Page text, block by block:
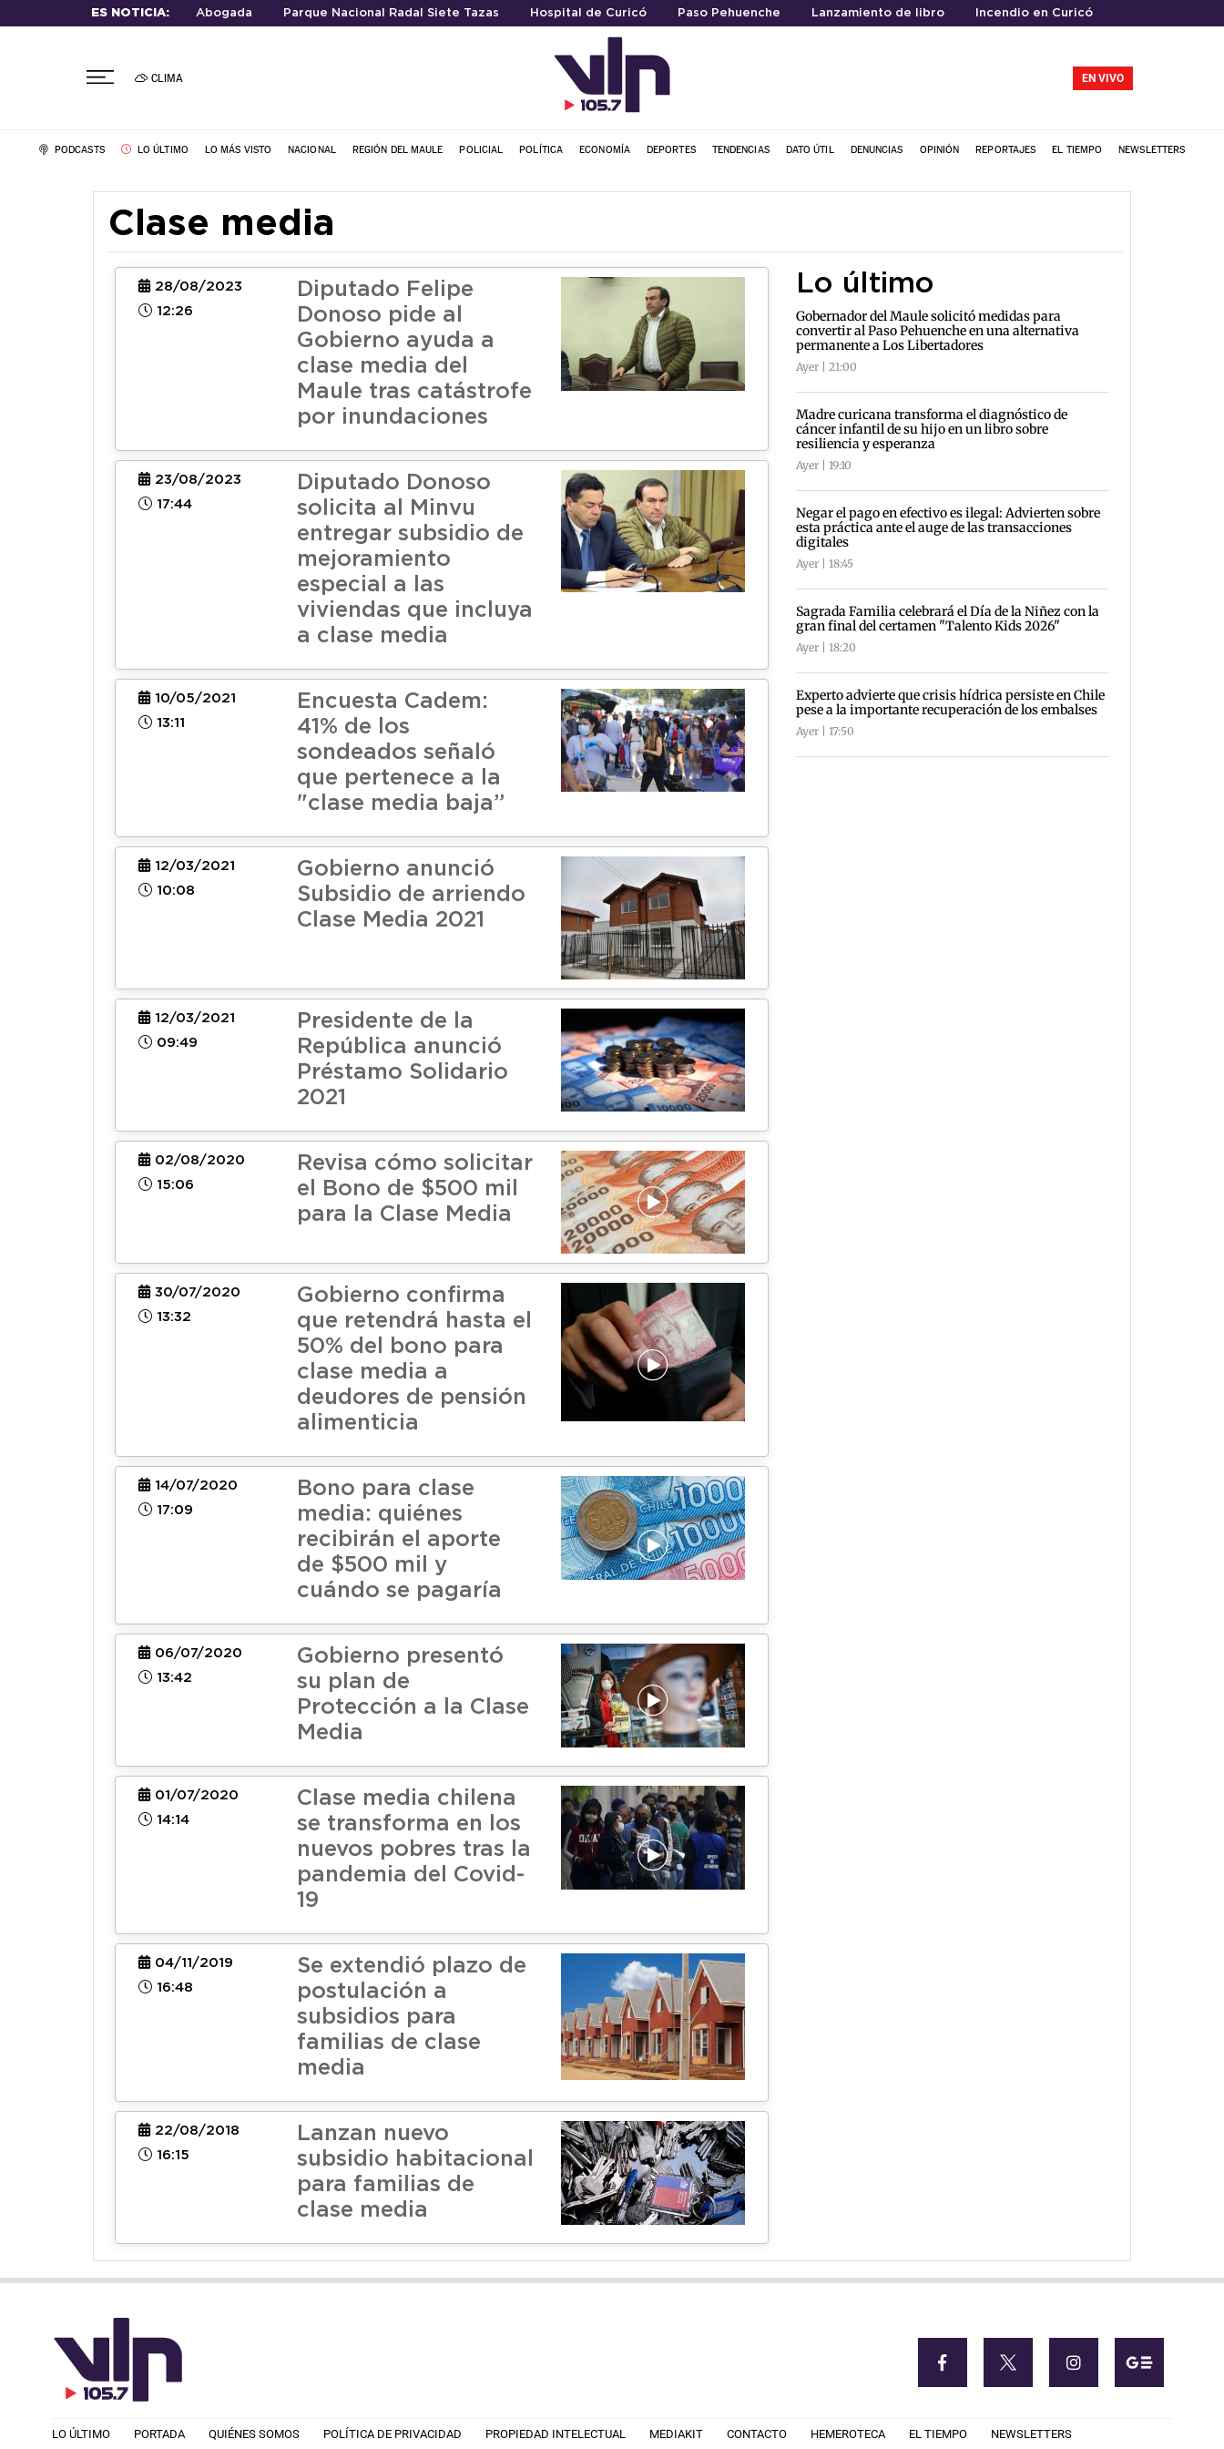
ES NOTICIA: Abogada Parque Nacional Radal Siete Tazas Hospital de Curicó Paso Pehuenche Lanzamiento de libro Incendio en Curicó
CLIMA EN VIVO
PODCASTS LO ÚLTIMO LO MÁS VISTO NACIONAL REGIÓN DEL MAULE POLICIAL POLÍTICA ECONOMÍA DEPORTES TENDENCIAS DATO ÚTIL DENUNCIAS OPINIÓN REPORTAJES EL TIEMPO NEWSLETTERS
Clase media
28/08/2023
12:26
Diputado Felipe
Donoso pide al
Gobierno ayuda a
clase media del
Maule tras catástrofe
por inundaciones
23/08/2023
17:44
Diputado Donoso
solicita al Minvu
entregar subsidio de
mejoramiento
especial a las
viviendas que incluya
a clase media
10/05/2021
13:11
Encuesta Cadem:
41% de los
sondeados señaló
que pertenece a la
"clase media baja”
12/03/2021
10:08
Gobierno anunció
Subsidio de arriendo
Clase Media 2021
12/03/2021
09:49
Presidente de la
República anunció
Préstamo Solidario
2021
02/08/2020
15:06
Revisa cómo solicitar
el Bono de $500 mil
para la Clase Media
30/07/2020
13:32
Gobierno confirma
que retendrá hasta el
50% del bono para
clase media a
deudores de pensión
alimenticia
14/07/2020
17:09
Bono para clase
media: quiénes
recibirán el aporte
de $500 mil y
cuándo se pagaría
06/07/2020
13:42
Gobierno presentó
su plan de
Protección a la Clase
Media
01/07/2020
14:14
Clase media chilena
se transforma en los
nuevos pobres tras la
pandemia del Covid-
19
04/11/2019
16:48
Se extendió plazo de
postulación a
subsidios para
familias de clase
media
22/08/2018
16:15
Lanzan nuevo
subsidio habitacional
para familias de
clase media
Lo último
Gobernador del Maule solicitó medidas para
convertir al Paso Pehuenche en una alternativa
permanente a Los Libertadores
Ayer | 21:00
Madre curicana transforma el diagnóstico de
cáncer infantil de su hijo en un libro sobre
resiliencia y esperanza
Ayer | 19:10
Negar el pago en efectivo es ilegal: Advierten sobre
esta práctica ante el auge de las transacciones
digitales
Ayer | 18:45
Sagrada Familia celebrará el Día de la Niñez con la
gran final del certamen "Talento Kids 2026"
Ayer | 18:20
Experto advierte que crisis hídrica persiste en Chile
pese a la importante recuperación de los embalses
Ayer | 17:50
LO ÚLTIMO PORTADA QUIÉNES SOMOS POLÍTICA DE PRIVACIDAD PROPIEDAD INTELECTUAL MEDIAKIT CONTACTO HEMEROTECA EL TIEMPO NEWSLETTERS